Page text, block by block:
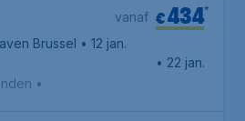
€434*
vanaf
Brussel • 12 jan.
International Airport
• 22 jan.
•